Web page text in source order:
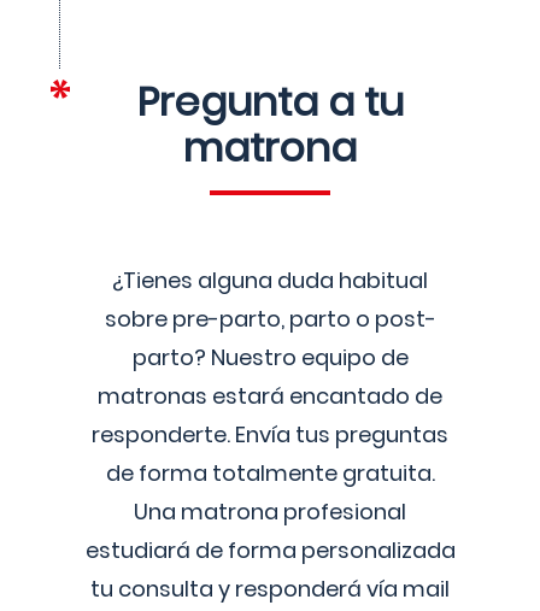
Pregunta a tu
matrona
¿Tienes alguna duda habitual
sobre pre-parto, parto o post-
parto? Nuestro equipo de
matronas estará encantado de
responderte. Envía tus preguntas
de forma totalmente gratuita.
Una matrona profesional
estudiará de forma personalizada
tu consulta y responderá vía mail